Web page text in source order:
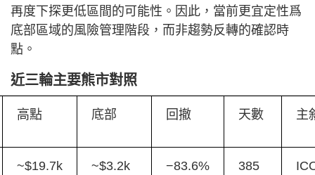
再度下探更低區間的可能性。因此，當前更宜定性爲
底部區域的風險管理階段，而非趨勢反轉的確認時
點。
近三輪主要熊市對照
高點 底部 回撤 天數 主
~$19.7k ~$3.2k −83.6% 385